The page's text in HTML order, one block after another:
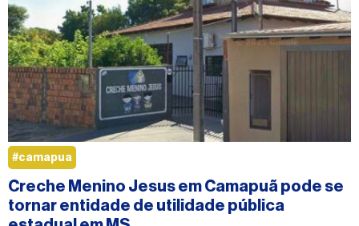
Creche Menino Jesus em Camapuã pode se
tornar entidade de utilidade pública
#camapua